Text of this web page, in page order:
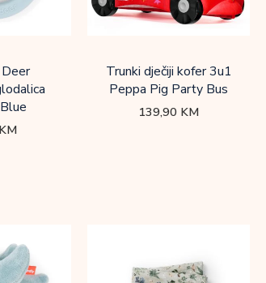
KM
Trunki dječiji kofer 3u1
Peppa Pig Party Bus
139,90 KM